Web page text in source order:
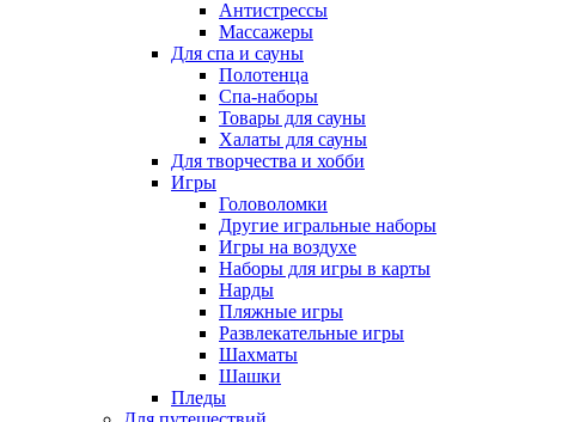
Антистрессы
Массажеры
Для спа и сауны
Полотенца
Спа-наборы
Товары для сауны
Халаты для сауны
Для творчества и хобби
Игры
Головоломки
Другие игральные наборы
Игры на воздухе
Наборы для игры в карты
Нарды
Пляжные игры
Развлекательные игры
Шахматы
Шашки
Пледы